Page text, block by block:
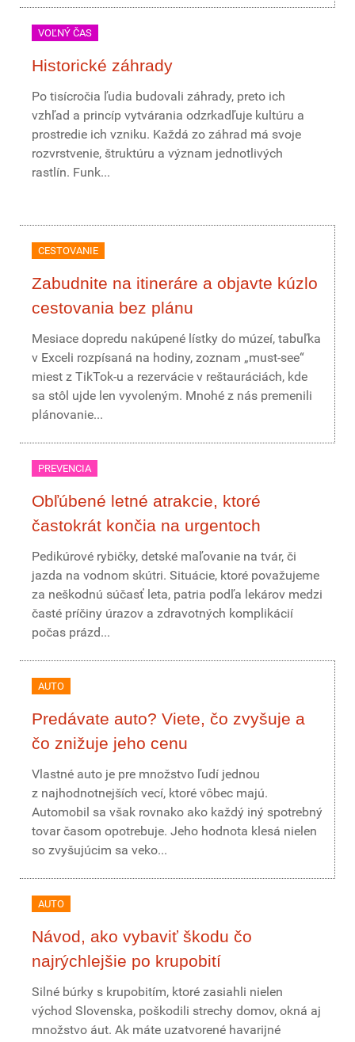
VOĽNÝ ČAS
Historické záhrady
Po tisícročia ľudia budovali záhrady, preto ich
vzhľad a princíp vytvárania odzrkadľuje kultúru a
prostredie ich vzniku. Každá zo záhrad má svoje
rozvrstvenie, štruktúru a význam jednotlivých
rastlín. Funk...
CESTOVANIE
Zabudnite na itineráre a objavte kúzlo
cestovania bez plánu
Mesiace dopredu nakúpené lístky do múzeí, tabuľka
v Exceli rozpísaná na hodiny, zoznam „must-see“
miest z TikTok-u a rezervácie v reštauráciách, kde
sa stôl ujde len vyvoleným. Mnohé z nás premenili
plánovanie...
PREVENCIA
Obľúbené letné atrakcie, ktoré
častokrát končia na urgentoch
Pedikúrové rybičky, detské maľovanie na tvár, či
jazda na vodnom skútri. Situácie, ktoré považujeme
za neškodnú súčasť leta, patria podľa lekárov medzi
časté príčiny úrazov a zdravotných komplikácií
počas prázd...
AUTO
Predávate auto? Viete, čo zvyšuje a
čo znižuje jeho cenu
Vlastné auto je pre množstvo ľudí jednou
z najhodnotnejších vecí, ktoré vôbec majú.
Automobil sa však rovnako ako každý iný spotrebný
tovar časom opotrebuje. Jeho hodnota klesá nielen
so zvyšujúcim sa veko...
AUTO
Návod, ako vybaviť škodu čo
najrýchlejšie po krupobití
Silné búrky s krupobitím, ktoré zasiahli nielen
východ Slovenska, poškodili strechy domov, okná aj
množstvo áut. Ak máte uzatvorené havarijné